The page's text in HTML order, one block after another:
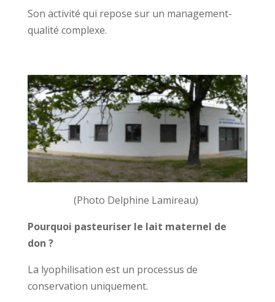
Son activité qui repose sur un management-
qualité complexe.
(Photo Delphine Lamireau)
Pourquoi pasteuriser le lait maternel de
don ?
La lyophilisation est un processus de
conservation uniquement.